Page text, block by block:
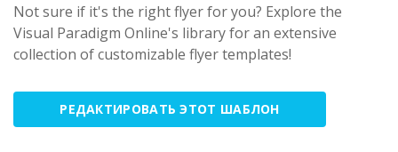
Not sure if it's the right flyer for you? Explore the
Visual Paradigm Online's library for an extensive
collection of customizable flyer templates!
РЕДАКТИРОВАТЬ ЭТОТ ШАБЛОН